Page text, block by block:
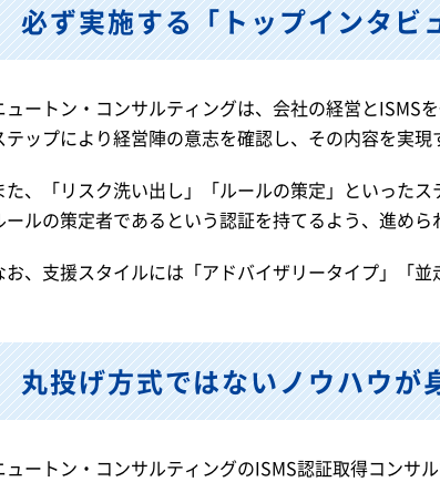
必ず実施する「トップインタビ
ュートン・コンサルティングは、会社の経営とISMS
テップにより経営陣の意志を確認し、その内容を実
た、「リスク洗い出し」「ルールの策定」といった
ールの策定者であるという認証を持てるよう、進めら
お、支援スタイルには「アドバイザリータイプ」「並
丸投げ方式ではないノウハウが
ュートン・コンサルティングのISMS認証取得コンサ